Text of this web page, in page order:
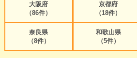
大阪府
（86件）
京都府
（18件）
奈良県
（8件）
和歌山県
（5件）